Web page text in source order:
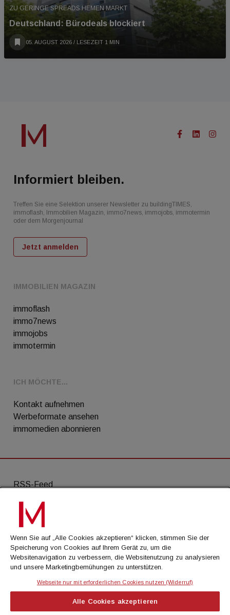
ZU GERINGE SPREADS HEMEN MARKT
Deutschland: Bürodeals blockiert
05. AUGUST 2026 / LESEZEIT 1 MIN
IMMOBILIEN MAGAZIN
immoflash
immo7news
immojobs
immotermin
ICH MÖCHTE...
Kontakt aufnehmen
Werbeformate ansehen
immomedien abonnieren
Informiert bleiben.
Treffen Sie eine Selektion unserer Newsletter zu buildingTIMES,
immoflash, Immobilien Magazin, immo7news, immojobs, immotermin
oder dem Morgenjournal
Jetzt anmelden
© Cachalot Media House GmbH - Alle Rechte
RSS-Feed
AGB
Datenschutz
Kontakt
Impressum
Wenn Sie auf „Alle Cookies akzeptieren“ klicken, stimmen Sie der
Speicherung von Cookies auf Ihrem Gerät zu, um die
Websitenavigation zu verbessern, die Websitenutzung zu analysieren
und unsere Marketingbemühungen zu unterstützen.
Webseite nur mit erforderlichen Cookies nutzen (Widerruf)
Alle Cookies akzeptieren